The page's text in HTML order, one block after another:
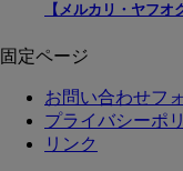
【メルカリ・ヤフ
固定ページ
お問い合わせフ
プライバシーポ
リンク